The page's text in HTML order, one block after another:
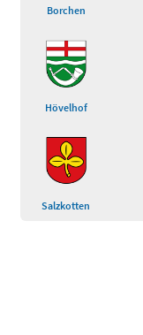
Borchen
Hövelhof
Salzkotten